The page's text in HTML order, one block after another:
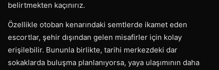
belirtmekten kaçınırız.
Özellikle otoban kenarındaki semtlerde ikamet eden
escortlar, şehir dışından gelen misafirler için kolay
erişilebilir. Bununla birlikte, tarihi merkezdeki dar
sokaklarda buluşma planlanıyorsa, yaya ulaşımının daha